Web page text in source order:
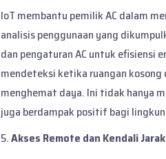
IoT membantu pemilik AC dalam
analisis penggunaan yang
dan pengaturan AC untuk efisiensi
mendeteksi ketika ruangan
menghemat daya. Ini tidak hanya
juga berdampak positif bagi
5.Akses Remote dan Kendali